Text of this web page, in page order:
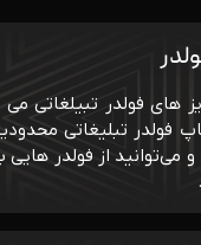
فولدر تبلیغاتی